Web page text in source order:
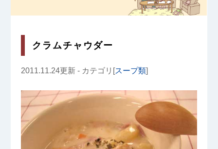
クラムチャウダー
2011.11.24更新 - カテゴリ[スープ類]